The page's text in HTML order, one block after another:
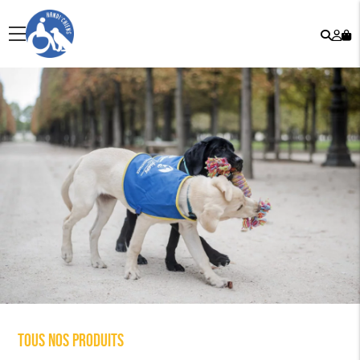
menu
Tous nos produits